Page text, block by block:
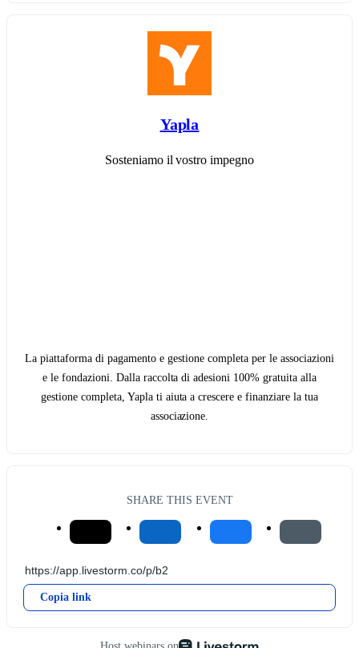
Yapla
Sosteniamo il vostro impegno
La piattaforma di pagamento e gestione completa per le associazioni
e le fondazioni. Dalla raccolta di adesioni 100% gratuita alla
gestione completa, Yapla ti aiuta a crescere e finanziare la tua
associazione.
SHARE THIS EVENT
Copia link